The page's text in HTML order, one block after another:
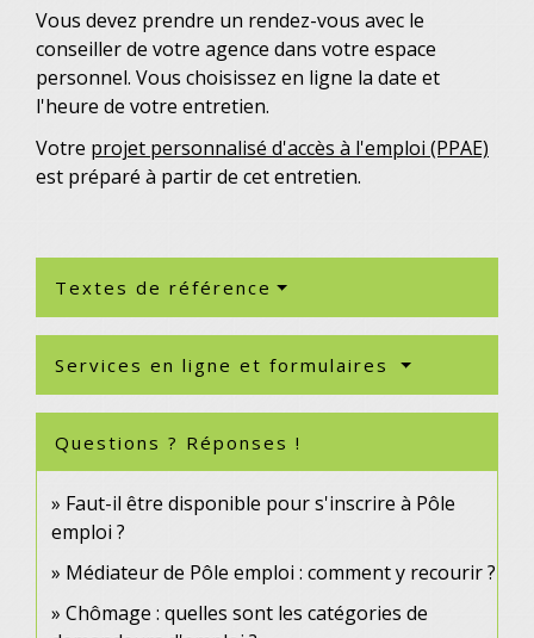
Vous devez prendre un rendez-vous avec le
conseiller de votre agence dans votre espace
personnel. Vous choisissez en ligne la date et
l'heure de votre entretien.
Votre projet personnalisé d'accès à l'emploi (PPAE)
est préparé à partir de cet entretien.
Textes de référence
Services en ligne et formulaires
Questions ? Réponses !
Faut-il être disponible pour s'inscrire à Pôle
emploi ?
Médiateur de Pôle emploi : comment y recourir ?
Chômage : quelles sont les catégories de